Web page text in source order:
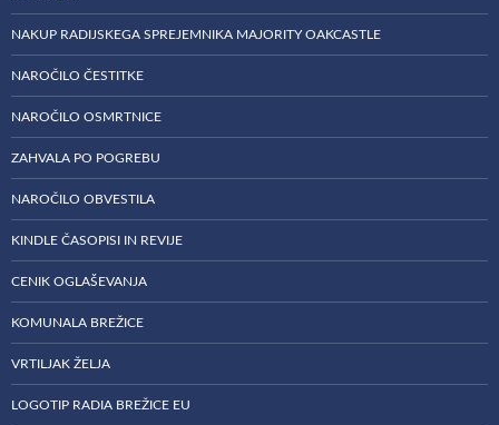
NAKUP RADIJSKEGA SPREJEMNIKA MAJORITY OAKCASTLE
NAROČILO ČESTITKE
NAROČILO OSMRTNICE
ZAHVALA PO POGREBU
NAROČILO OBVESTILA
KINDLE ČASOPISI IN REVIJE
CENIK OGLAŠEVANJA
KOMUNALA BREŽICE
VRTILJAK ŽELJA
LOGOTIP RADIA BREŽICE EU